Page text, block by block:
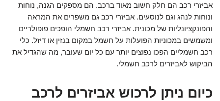
אביזרי רכב הם חלק חשוב מאוד ברכב. הם מספקים הגנה, נוחות
ונוחות לנהג וגם לנוסעים. אביזרי רכב גם משפרים את המראה
והפונקציונליות של מכונית. אביזרי רכב חשמלי הופכים פופולריים
ומשמשים במכוניות הפועלות על חשמל במקום בנזין או דיזל. כלי
רכב חשמליים הפכו נפוצים יותר עם כל יום שעובר, מה שהגדיל את
הביקוש לאביזרים לרכב חשמלי.
כיום ניתן לרכוש אביזרים לרכב